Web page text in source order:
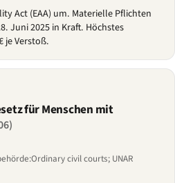
Act (EAA) um. Materielle Pflichten
Juni 2025 in Kraft. Höchstes
je Verstoß.
für Menschen mit
civil courts; UNAR